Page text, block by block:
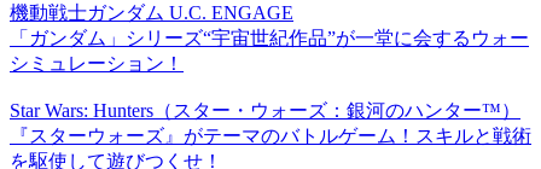
機動戦士ガンダム U.C. ENGAGE
「ガンダム」シリーズ“宇宙世紀作品”が一堂に会するウォー
シミュレーション！
Star Wars: Hunters（スター・ウォーズ：銀河のハンター™）
『スターウォーズ』がテーマのバトルゲーム！スキルと戦術
を駆使して遊びつくせ！